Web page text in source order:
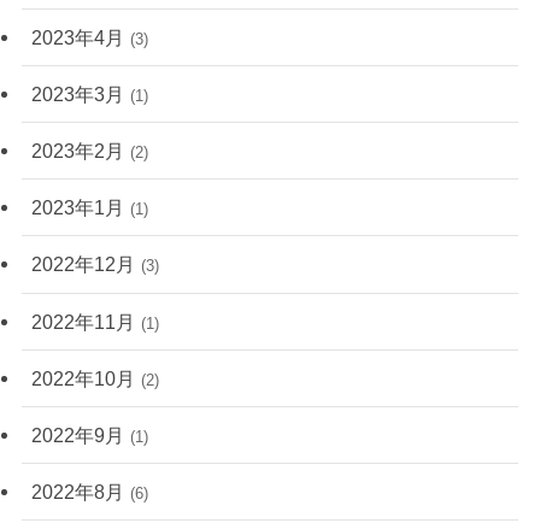
2023年4月 (3)
2023年3月 (1)
2023年2月 (2)
2023年1月 (1)
2022年12月 (3)
2022年11月 (1)
2022年10月 (2)
2022年9月 (1)
2022年8月 (6)